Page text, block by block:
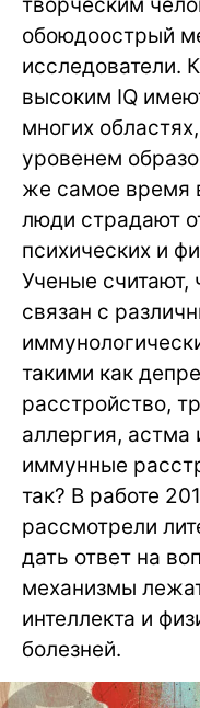
обоюдоострый
исследователи.
высоким IQ
многих
уровенем
же самое время
люди страдают
психических и
Ученые считают,
связан с
такими как
расстройство,
аллергия, астма
иммунные
так? В работе
рассмотрели
дать ответ на
механизмы
интеллекта и
болезней.